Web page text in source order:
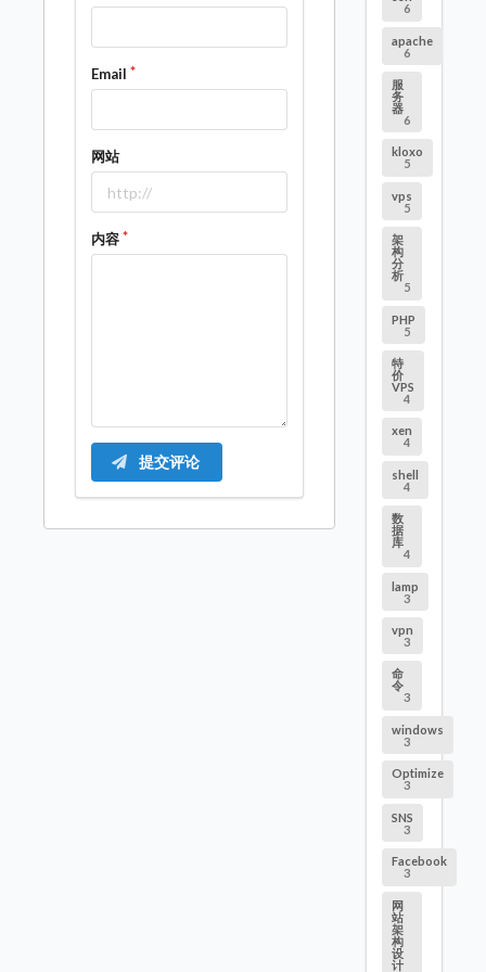
Email
网站
内容
提交评论
6
apache
6
服
务
器
6
kloxo
5
vps
5
架
构
分
析
5
PHP
5
特
价
VPS
4
xen
4
shell
4
数
据
库
4
lamp
3
vpn
3
命
令
3
windows
3
Optimize
3
SNS
3
Facebook
3
网
站
架
构
设
计